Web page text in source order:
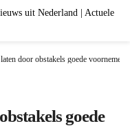
door obstakels goede
goede